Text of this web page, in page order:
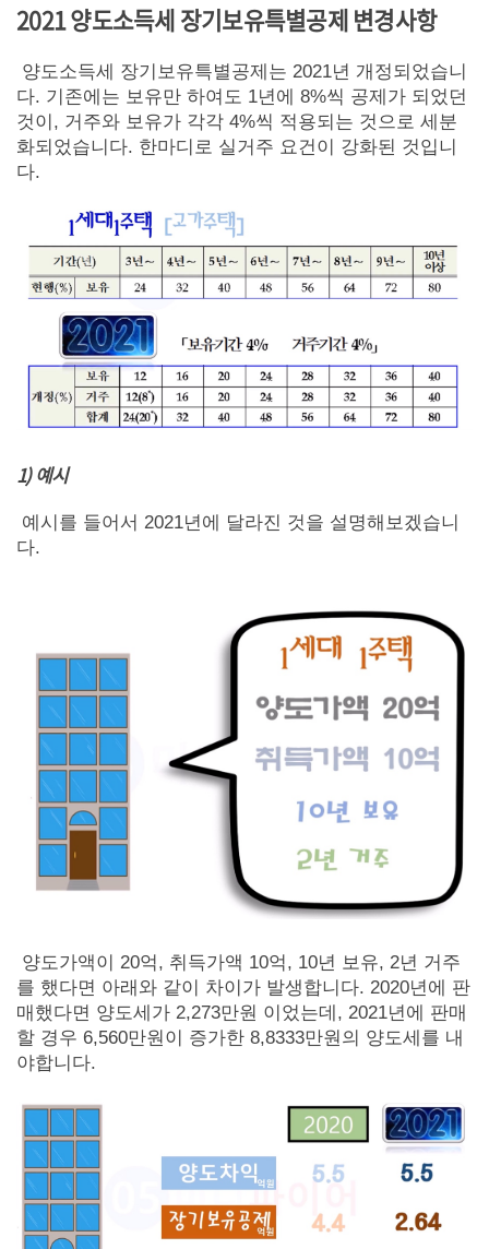
2021 양도소득세 장기보유특별공제 변경사항
양도소득세 장기보유특별공제는 2021년 개정되었습니
다. 기존에는 보유만 하여도 1년에 8%씩 공제가 되었던
것이, 거주와 보유가 각각 4%씩 적용되는 것으로 세분
화되었습니다. 한마디로 실거주 요건이 강화된 것입니
다.
1) 예시
예시를 들어서 2021년에 달라진 것을 설명해보겠습니
다.
양도가액이 20억, 취득가액 10억, 10년 보유, 2년 거주
를 했다면 아래와 같이 차이가 발생합니다. 2020년에 판
매했다면 양도세가 2,273만원 이었는데, 2021년에 판매
할 경우 6,560만원이 증가한 8,8333만원의 양도세를 내
야합니다.